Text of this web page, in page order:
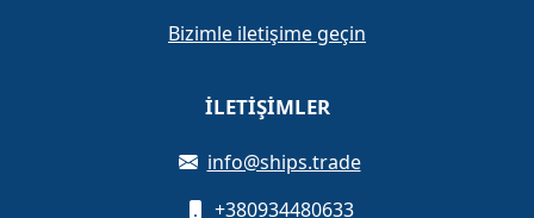
Bizimle iletişime geçin
İLETIŞIMLER
info@ships.trade
+380934480633